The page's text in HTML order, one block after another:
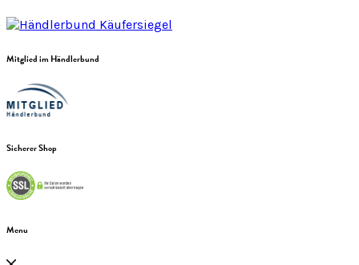
Mitglied im Händlerbund
Sicherer Shop
Menu